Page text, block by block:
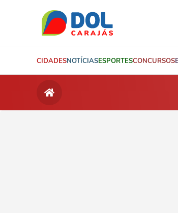
CIDADESNOTÍCIASESPORTESCONCURSOS